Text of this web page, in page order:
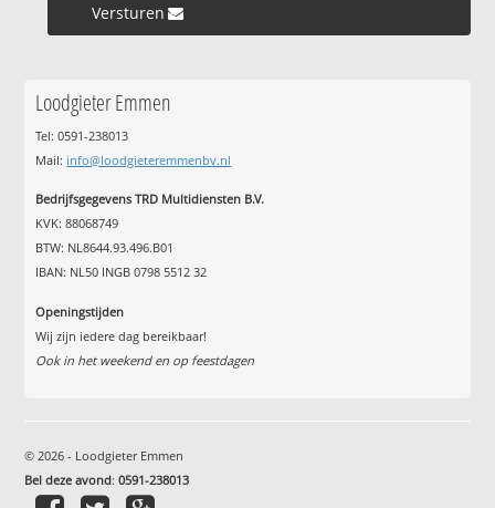
Versturen »
Loodgieter Emmen
Tel: 0591-238013
Mail: info@loodgieteremmenbv.nl
Bedrijfsgegevens TRD Multidiensten B.V.
KVK: 88068749
BTW: NL8644.93.496.B01
IBAN: NL50 INGB 0798 5512 32
Openingstijden
Wij zijn iedere dag bereikbaar!
Ook in het weekend en op feestdagen
© 2026 - Loodgieter Emmen
Bel deze avond:0591-238013